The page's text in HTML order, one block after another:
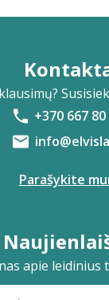
+370 667 80
Parašykite
apie leidinius